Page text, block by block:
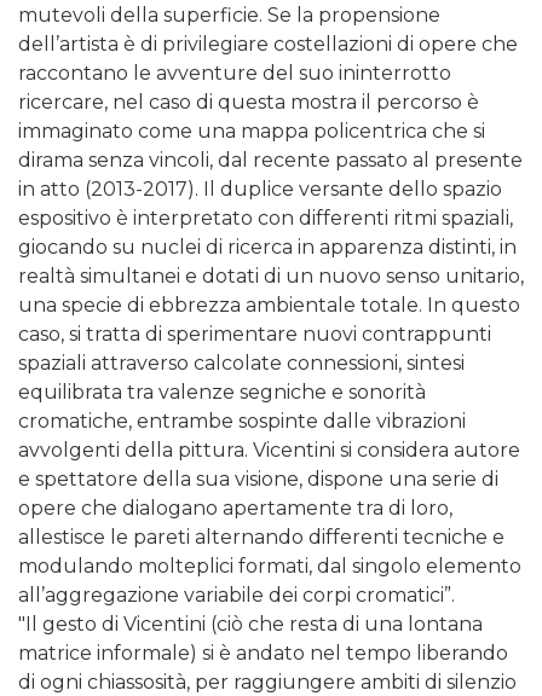
mutevoli della superficie. Se la propensione
dell’artista è di privilegiare costellazioni di opere che
raccontano le avventure del suo ininterrotto
ricercare, nel caso di questa mostra il percorso è
immaginato come una mappa policentrica che si
dirama senza vincoli, dal recente passato al presente
in atto (2013-2017). Il duplice versante dello spazio
espositivo è interpretato con differenti ritmi spaziali,
giocando su nuclei di ricerca in apparenza distinti, in
realtà simultanei e dotati di un nuovo senso unitario,
una specie di ebbrezza ambientale totale. In questo
caso, si tratta di sperimentare nuovi contrappunti
spaziali attraverso calcolate connessioni, sintesi
equilibrata tra valenze segniche e sonorità
cromatiche, entrambe sospinte dalle vibrazioni
avvolgenti della pittura. Vicentini si considera autore
e spettatore della sua visione, dispone una serie di
opere che dialogano apertamente tra di loro,
allestisce le pareti alternando differenti tecniche e
modulando molteplici formati, dal singolo elemento
all’aggregazione variabile dei corpi cromatici”.
"Il gesto di Vicentini (ciò che resta di una lontana
matrice informale) si è andato nel tempo liberando
di ogni chiassosità, per raggiungere ambiti di silenzio